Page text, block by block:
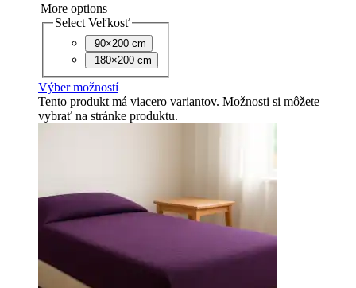
More options
Select Veľkosť
90×200 cm
180×200 cm
Výber možností
Tento produkt má viacero variantov. Možnosti si môžete
vybrať na stránke produktu.